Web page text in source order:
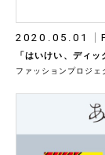
2020.05.01
「はいけい、ディッ
ファッションプロジェ